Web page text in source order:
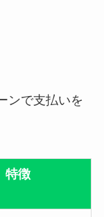
ンで支払いを
特徴